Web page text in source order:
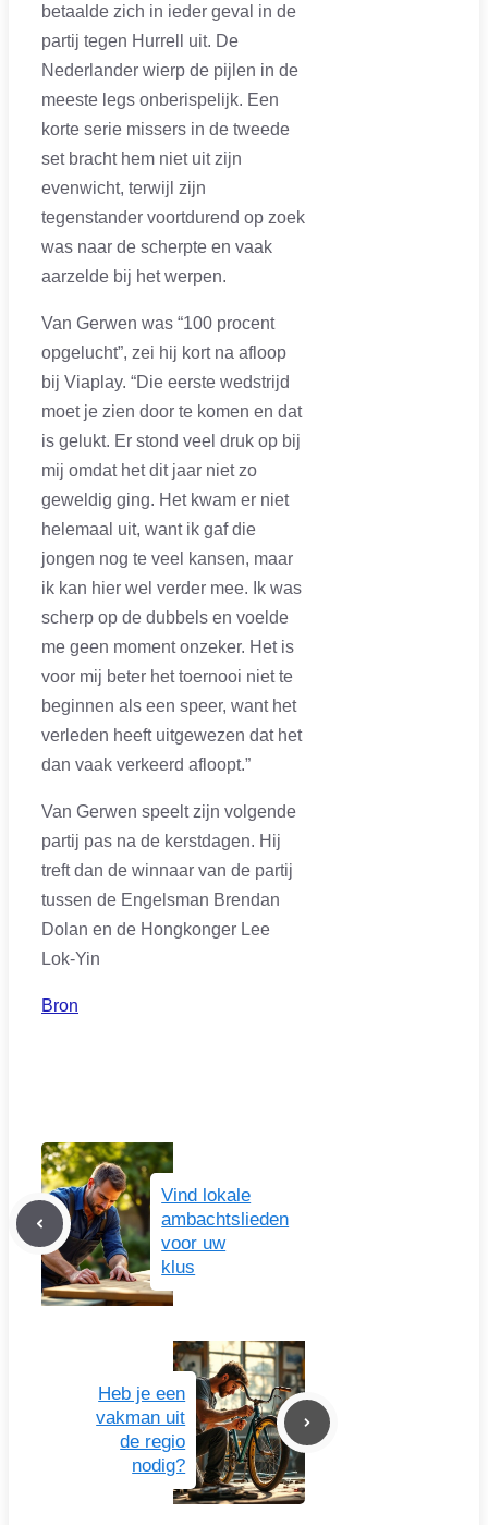
betaalde zich in ieder geval in de
partij tegen Hurrell uit. De
Nederlander wierp de pijlen in de
meeste legs onberispelijk. Een
korte serie missers in de tweede
set bracht hem niet uit zijn
evenwicht, terwijl zijn
tegenstander voortdurend op zoek
was naar de scherpte en vaak
aarzelde bij het werpen.
Van Gerwen was “100 procent
opgelucht”, zei hij kort na afloop
bij Viaplay. “Die eerste wedstrijd
moet je zien door te komen en dat
is gelukt. Er stond veel druk op bij
mij omdat het dit jaar niet zo
geweldig ging. Het kwam er niet
helemaal uit, want ik gaf die
jongen nog te veel kansen, maar
ik kan hier wel verder mee. Ik was
scherp op de dubbels en voelde
me geen moment onzeker. Het is
voor mij beter het toernooi niet te
beginnen als een speer, want het
verleden heeft uitgewezen dat het
dan vaak verkeerd afloopt.”
Van Gerwen speelt zijn volgende
partij pas na de kerstdagen. Hij
treft dan de winnaar van de partij
tussen de Engelsman Brendan
Dolan en de Hongkonger Lee
Lok-Yin
Bron
Vind lokale
ambachtslieden
voor uw
klus
Heb je een
vakman uit
de regio
nodig?